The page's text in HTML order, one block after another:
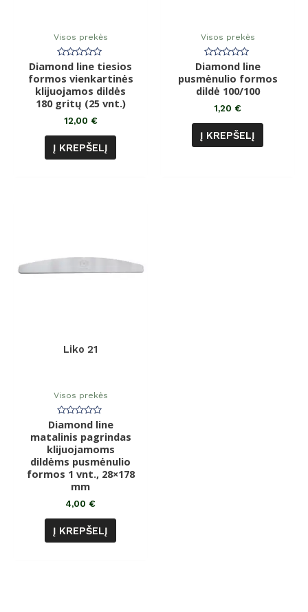
Visos prekės
Įvertinimas:
0
iš
5
Diamond line tiesios
formos vienkartinės
klijuojamos dildės
180 gritų (25 vnt.)
12,00 €
Į KREPŠELĮ
Visos prekės
Įvertinimas:
0
iš
5
Diamond line
pusmėnulio formos
dildė 100/100
1,20 €
Į KREPŠELĮ
Liko 21
Visos prekės
Įvertinimas:
0
iš
5
Diamond line
matalinis pagrindas
klijuojamoms
dildėms pusmėnulio
formos 1 vnt., 28×178
mm
4,00 €
Į KREPŠELĮ